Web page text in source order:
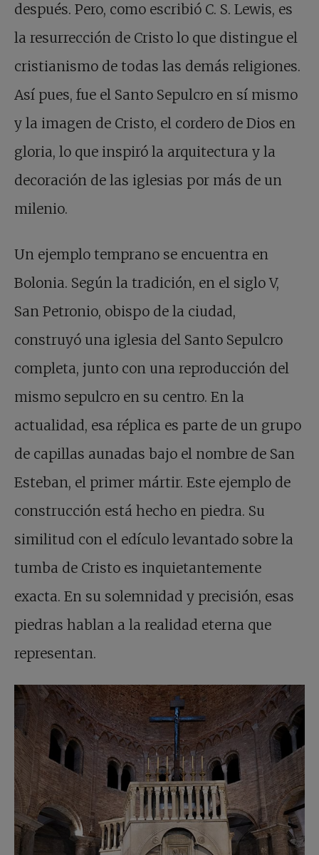
después. Pero, como escribió C. S. Lewis, es
la resurrección de Cristo lo que distingue el
cristianismo de todas las demás religiones.
Así pues, fue el Santo Sepulcro en sí mismo
y la imagen de Cristo, el cordero de Dios en
gloria, lo que inspiró la arquitectura y la
decoración de las iglesias por más de un
milenio.
Un ejemplo temprano se encuentra en
Bolonia. Según la tradición, en el siglo V,
San Petronio, obispo de la ciudad,
construyó una iglesia del Santo Sepulcro
completa, junto con una reproducción del
mismo sepulcro en su centro. En la
actualidad, esa réplica es parte de un grupo
de capillas aunadas bajo el nombre de San
Esteban, el primer mártir. Este ejemplo de
construcción está hecho en piedra. Su
similitud con el edículo levantado sobre la
tumba de Cristo es inquietantemente
exacta. En su solemnidad y precisión, esas
piedras hablan a la realidad eterna que
representan.